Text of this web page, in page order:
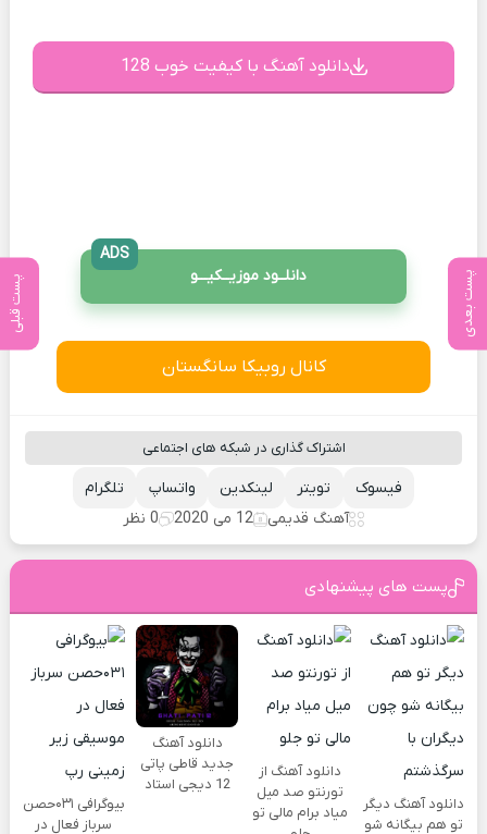
پست بعدی پست قبلی
دانلود آهنگ با کیفیت خوب 128
دانلــود موزیــکیـــو
ADS
کانال روبیکا سانگستان
اشتراک گذاری در شبکه های اجتماعی
تلگرام واتساپ لینکدین تویتر
فیسوک
آهنگ قدیمی
12 می 2020 0 نظر
پست های پیشنهادی
دانلود آهنگ دیگر
تو هم بیگانه شو
دانلود آهنگ از
تورنتو صد میل
میاد برام مالی تو
دانلود آهنگ
جدید قاطی پاتی
12 دیجی استاد
بیوگرافی ۰۳۱حصن
سرباز فعال در